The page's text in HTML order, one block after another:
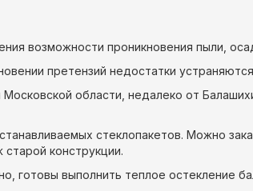
возможности проникновения пыли,
претензий недостатки
области, недалеко от
стеклопакетов. Можно
конструкции.
готовы выполнить теплое остекление